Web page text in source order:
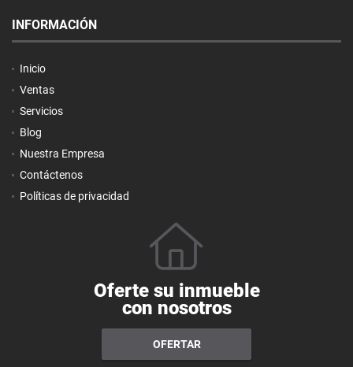
INFORMACIÓN
Inicio
Ventas
Servicios
Blog
Nuestra Empresa
Contáctenos
Políticas de privacidad
Oferte su inmueble
con nosotros
OFERTAR